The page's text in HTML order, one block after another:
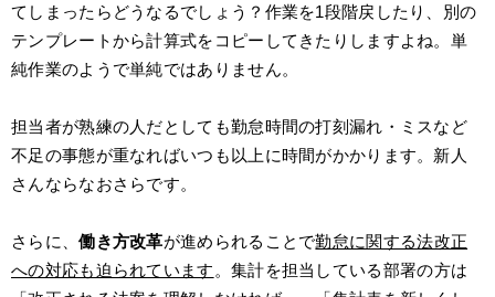
てしまったらどうなるでしょう？作業を1段階戻したり、別の
テンプレートから計算式をコピーしてきたりしますよね。単
純作業のようで単純ではありません。
担当者が熟練の人だとしても勤怠時間の打刻漏れ・ミスなど
不足の事態が重なればいつも以上に時間がかかります。新人
さんならなおさらです。
さらに、働き方改革が進められることで勤怠に関する法改正
への対応も迫られています 。集計を担当している部署の方は